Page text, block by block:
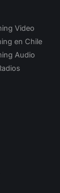
Video
en Chile
Audio